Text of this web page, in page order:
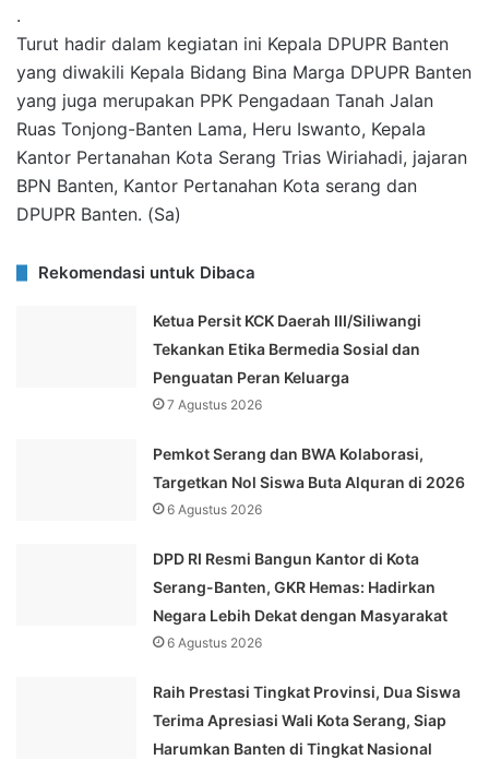
.
Turut hadir dalam kegiatan ini Kepala DPUPR Banten
yang diwakili Kepala Bidang Bina Marga DPUPR Banten
yang juga merupakan PPK Pengadaan Tanah Jalan
Ruas Tonjong-Banten Lama, Heru Iswanto, Kepala
Kantor Pertanahan Kota Serang Trias Wiriahadi, jajaran
BPN Banten, Kantor Pertanahan Kota serang dan
DPUPR Banten. (Sa)
Rekomendasi untuk Dibaca
Ketua Persit KCK Daerah III/Siliwangi
Tekankan Etika Bermedia Sosial dan
Penguatan Peran Keluarga
7 Agustus 2026
Pemkot Serang dan BWA Kolaborasi,
Targetkan Nol Siswa Buta Alquran di 2026
6 Agustus 2026
DPD RI Resmi Bangun Kantor di Kota
Serang-Banten, GKR Hemas: Hadirkan
Negara Lebih Dekat dengan Masyarakat
6 Agustus 2026
Raih Prestasi Tingkat Provinsi, Dua Siswa
Terima Apresiasi Wali Kota Serang, Siap
Harumkan Banten di Tingkat Nasional